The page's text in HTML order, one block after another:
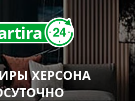
ХЕРСОНА